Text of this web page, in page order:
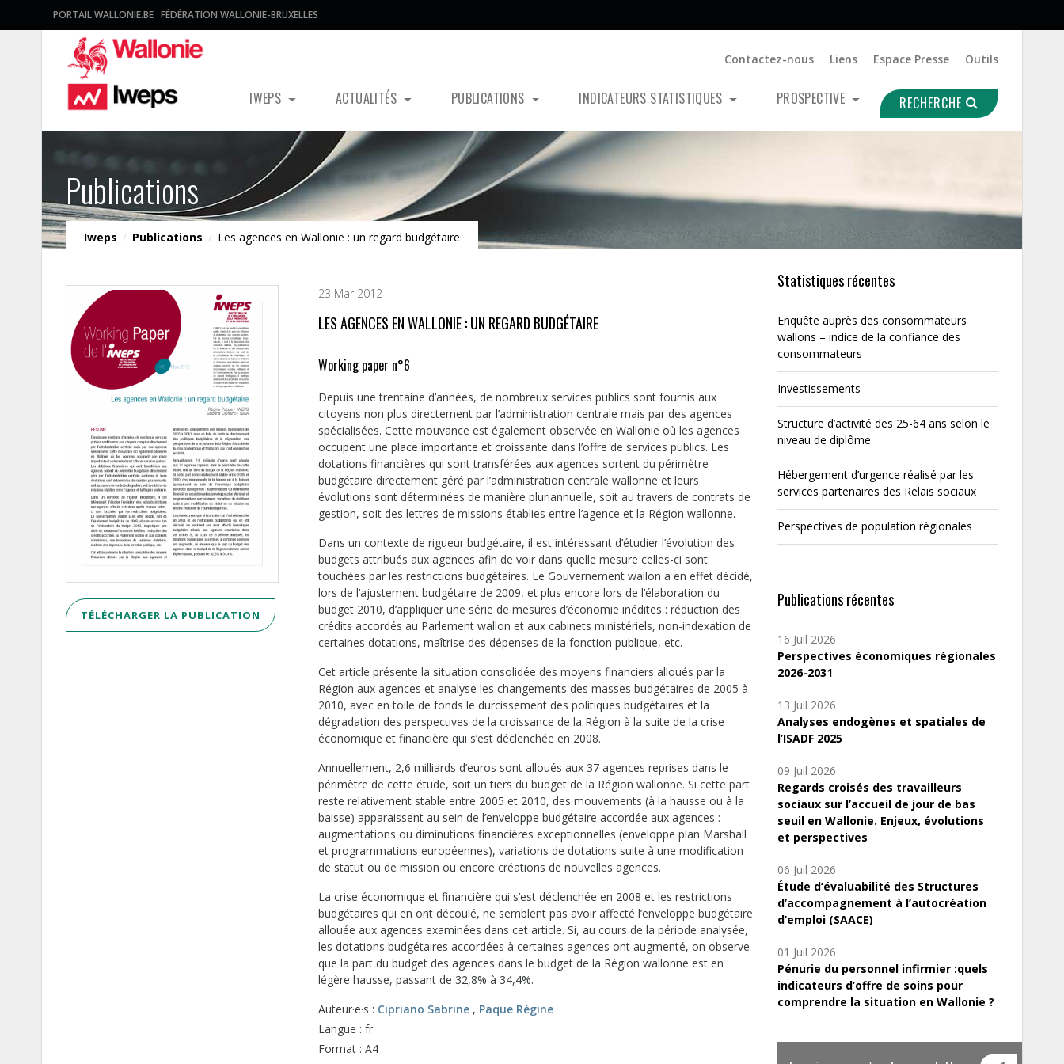
PORTAIL WALLONIE.BE FÉDÉRATION WALLONIE-BRUXELLES
Contactez-nous Liens Espace Presse Outils
IWEPS ACTUALITÉS PUBLICATIONS INDICATEURS STATISTIQUES PROSPECTIVE RECHERCHE
Publications
Iweps / Publications / Les agences en Wallonie : un regard budgétaire
TÉLÉCHARGER LA PUBLICATION
23 Mar 2012
LES AGENCES EN WALLONIE : UN REGARD BUDGÉTAIRE
Working paper n°6
Depuis une trentaine d’années, de nombreux services publics sont fournis aux
citoyens non plus directement par l’administration centrale mais par des agences
spécialisées. Cette mouvance est également observée en Wallonie où les agences
occupent une place importante et croissante dans l’offre de services publics. Les
dotations financières qui sont transférées aux agences sortent du périmètre
budgétaire directement géré par l’administration centrale wallonne et leurs
évolutions sont déterminées de manière pluriannuelle, soit au travers de contrats de
gestion, soit des lettres de missions établies entre l’agence et la Région wallonne.
Dans un contexte de rigueur budgétaire, il est intéressant d’étudier l’évolution des
budgets attribués aux agences afin de voir dans quelle mesure celles-ci sont
touchées par les restrictions budgétaires. Le Gouvernement wallon a en effet décidé,
lors de l’ajustement budgétaire de 2009, et plus encore lors de l’élaboration du
budget 2010, d’appliquer une série de mesures d’économie inédites : réduction des
crédits accordés au Parlement wallon et aux cabinets ministériels, non-indexation de
certaines dotations, maîtrise des dépenses de la fonction publique, etc.
Cet article présente la situation consolidée des moyens financiers alloués par la
Région aux agences et analyse les changements des masses budgétaires de 2005 à
2010, avec en toile de fonds le durcissement des politiques budgétaires et la
dégradation des perspectives de la croissance de la Région à la suite de la crise
économique et financière qui s’est déclenchée en 2008.
Annuellement, 2,6 milliards d’euros sont alloués aux 37 agences reprises dans le
périmètre de cette étude, soit un tiers du budget de la Région wallonne. Si cette part
reste relativement stable entre 2005 et 2010, des mouvements (à la hausse ou à la
baisse) apparaissent au sein de l’enveloppe budgétaire accordée aux agences :
augmentations ou diminutions financières exceptionnelles (enveloppe plan Marshall
et programmations européennes), variations de dotations suite à une modification
de statut ou de mission ou encore créations de nouvelles agences.
La crise économique et financière qui s’est déclenchée en 2008 et les restrictions
budgétaires qui en ont découlé, ne semblent pas avoir affecté l’enveloppe budgétaire
allouée aux agences examinées dans cet article. Si, au cours de la période analysée,
les dotations budgétaires accordées à certaines agences ont augmenté, on observe
que la part du budget des agences dans le budget de la Région wallonne est en
légère hausse, passant de 32,8% à 34,4%.
Auteur·e·s : Cipriano Sabrine , Paque Régine
Langue : fr
Format : A4
Statistiques récentes
Enquête auprès des consommateurs
wallons – indice de la confiance des
consommateurs
Investissements
Structure d’activité des 25-64 ans selon le
niveau de diplôme
Hébergement d’urgence réalisé par les
services partenaires des Relais sociaux
Perspectives de population régionales
Publications récentes
16 Juil 2026
Perspectives économiques régionales
2026-2031
13 Juil 2026
Analyses endogènes et spatiales de
l’ISADF 2025
09 Juil 2026
Regards croisés des travailleurs
sociaux sur l’accueil de jour de bas
seuil en Wallonie. Enjeux, évolutions
et perspectives
06 Juil 2026
Étude d’évaluabilité des Structures
d’accompagnement à l’autocréation
d’emploi (SAACE)
01 Juil 2026
Pénurie du personnel infirmier :quels
indicateurs d’offre de soins pour
comprendre la situation en Wallonie ?